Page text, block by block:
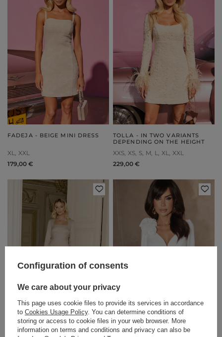
FADEJA - BEIGE MINI DRESS
XL
XXL
179,00 €
TOLLA - IN TWO VARIANTS
DEPENDING ON THE HEIGHT
XXS XS S M L XL
XXL
229,00 €
Configuration of consents
We care about your privacy
This page uses cookie files to provide its services in accordance
to Cookies Usage Policy. You can determine conditions of
storing or access to cookie files in your web browser. More
information on terms and conditions and privacy can also be